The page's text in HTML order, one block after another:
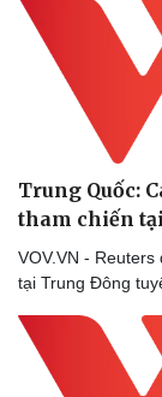
Trung Quốc:
tham chiến
VOV.VN -
tại Trung Đông